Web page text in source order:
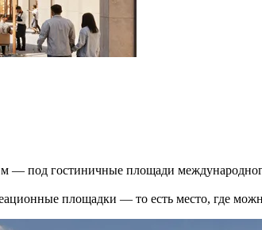
— под гостиничные площади
площадки — то есть место, где